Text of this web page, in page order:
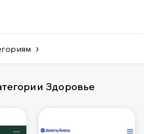
Здоровье